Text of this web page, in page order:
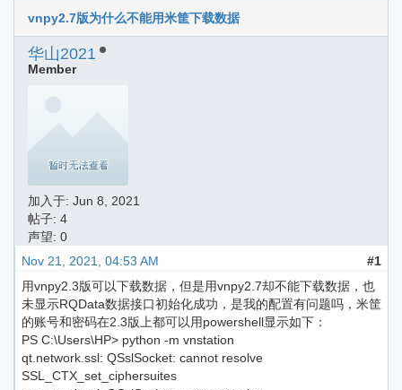
vnpy2.7版为什么不能用米筐下载数据
华山2021
Member
加入于: Jun 8, 2021
帖子: 4
声望: 0
Nov 21, 2021, 04:53 AM
#1
用vnpy2.3版可以下载数据，但是用vnpy2.7却不能下载数据，也
未显示RQData数据接口初始化成功，是我的配置有问题吗，米筐
的账号和密码在2.3版上都可以用powershell显示如下：
PS C:\Users\HP> python -m vnstation
qt.network.ssl: QSslSocket: cannot resolve
SSL_CTX_set_ciphersuites